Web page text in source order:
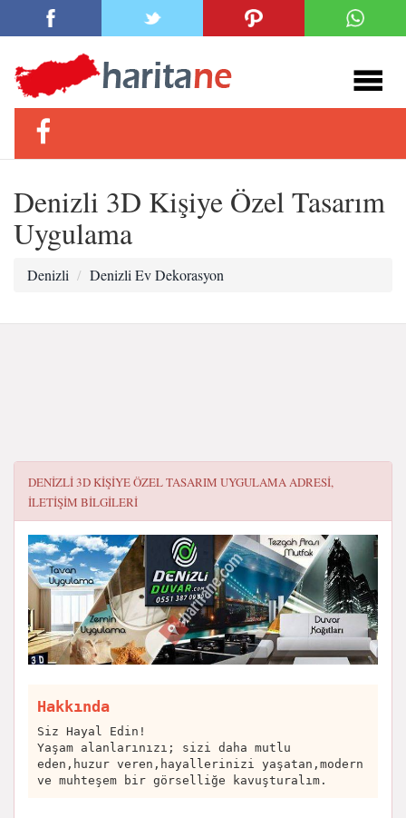
Denizli 3D Kişiye Özel Tasarım
Uygulama
Denizli Denizli Ev Dekorasyon
DENIZLI 3D KIŞIYE ÖZEL TASARIM UYGULAMAADRESI,
ILETIŞIM BILGILERI
Hakkında
Siz Hayal Edin!
Yaşam alanlarınızı; sizi daha mutlu
eden,huzur veren,hayallerinizi yaşatan,modern
ve muhteşem bir görselliğe kavuşturalım.